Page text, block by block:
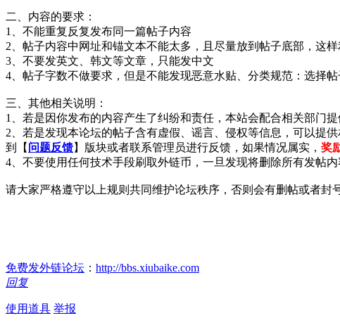
二、内容的要求：
1、不能重复反复发布同一篇帖子内容
2、帖子内容中网址和锚文本不能太多，且尽量放到帖子底部，这
3、不要发英文、韩文等文章，只能发中文
4、帖子字数不做要求，但是不能发现恶意水贴、分类规范：选择
三、其他相关说明：
1、若是因你发布的内容产生了纠纷和责任，本站会配合相关部门提
2、若是发现本论坛的帖子含有虚假、谣言、侵权等信息，可以提
到【 问题反馈】版块或者联系管理员进行反馈，如果情况属实， 奖
4、不要使用任何技术手段刷取外链币，一旦发现将删除所有发帖内
请大家严格遵守以上规则共同维护论坛秩序，否则会有删帖或者封
免费发外链论坛 ： http://bbs.xiubaike.com
回复
使用道具 举报